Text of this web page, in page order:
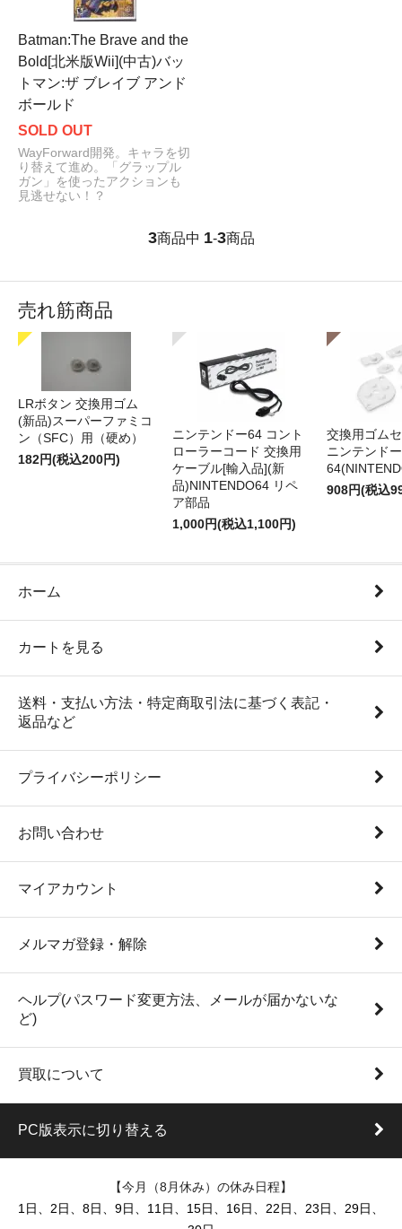
Batman:The Brave and the
Bold[北米版Wii](中古)バッ
トマン:ザ ブレイブ アンド
ボールド
SOLD OUT
WayForward開発。キャラを切
り替えて進め。「グラップル
ガン」を使ったアクションも
見逃せない！？
3商品中 1-3商品
売れ筋商品
LRボタン 交換用ゴム
(新品)スーパーファミコ
ン（SFC）用（硬め）
182円(税込200円)
ニンテンドー64 コント
ローラーコード 交換用
ケーブル[輸入品](新
品)NINTENDO64 リペ
ア部品
1,000円(税込1,100円)
交換用ゴム
ニンテンドー
908円(税込
ホーム
カートを見る
送料・支払い方法・特定商取引法に基づく表記・
返品など
プライバシーポリシー
お問い合わせ
マイアカウント
メルマガ登録・解除
ヘルプ(パスワード変更方法、メールが届かないな
ど)
買取について
PC版表示に切り替える
【今月（8月休み）の休み日程】
1日、2日、8日、9日、11日、15日、16日、22日、23日、29日、